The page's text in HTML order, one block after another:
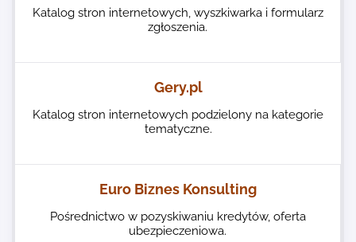
Katalog stron internetowych, wyszkiwarka i formularz
zgłoszenia.
Gery.pl
Katalog stron internetowych podzielony na kategorie
tematyczne.
Euro Biznes Konsulting
Pośrednictwo w pozyskiwaniu kredytów, oferta
ubezpieczeniowa.